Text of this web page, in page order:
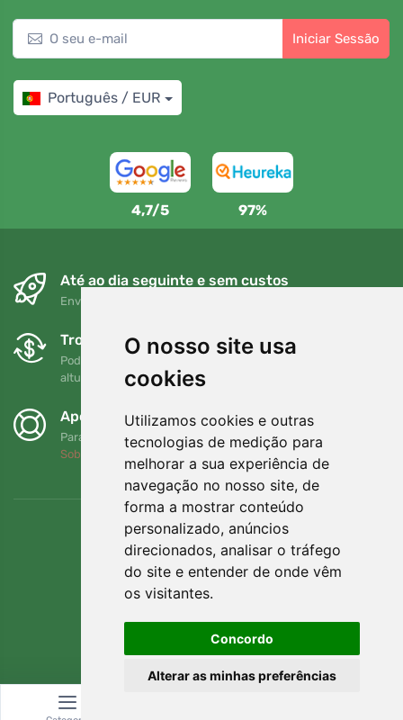
O nosso site usa
cookies
Utilizamos cookies e outras
tecnologias de medição para
melhorar a sua experiência de
navegação no nosso site, de
forma a mostrar conteúdo
personalizado, anúncios
direcionados, analisar o tráfego
do site e entender de onde vêm
os visitantes.
Concordo
Alterar as minhas preferências
Iniciar Sessão
Português / EUR
4,7/5 97%
Até ao dia seguinte e sem custos
Envio gratuito para encomendas superiores a 80 EUR
Trocas e devoluções gratuitas
Pode devolver ou trocar a sua encomenda em qualquer
altura no prazo de 90 dias
Apoiamos a Trees.org
Para cada encomenda plantamos uma árvore! Leia mais
Sobre nós